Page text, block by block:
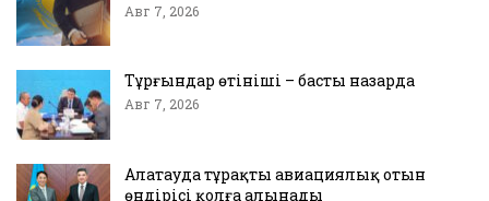
Авг 7, 2026
Тұрғындар өтініші – басты назарда
Авг 7, 2026
Алатауда тұрақты авиациялық отын
өндірісі қолға алынады